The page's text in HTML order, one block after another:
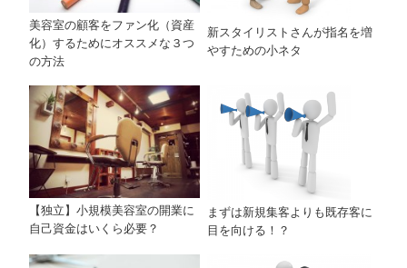
美容室の顧客をファン化（資産
化）するためにオススメな３つ
の方法
新スタイリストさんが指名を増
やすための小ネタ
【独立】小規模美容室の開業に
自己資金はいくら必要？
まずは新規集客よりも既存客に
目を向ける！？